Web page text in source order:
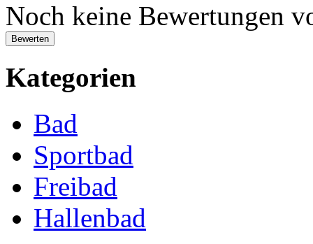
Noch keine Bewertungen
Kategorien
Bad
Sportbad
Freibad
Hallenbad